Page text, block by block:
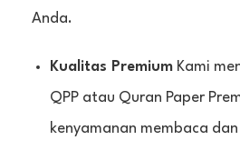
Anda.
Kualitas PremiumKami
QPP atau Quran Paper
kenyamanan membaca